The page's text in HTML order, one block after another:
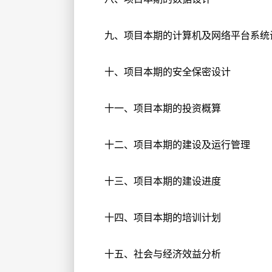
九、项目本期的计算机及网络平台系统
十、项目本期的安全保密设计
十一、项目本期的投资概算
十二、项目本期的建设及运行管理
十三、项目本期的建设进度
十四、项目本期的培训计划
十五、社会与经济效益分析